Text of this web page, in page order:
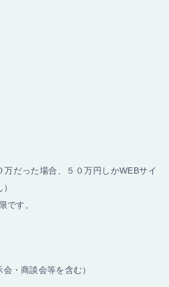
万だった場合、５０万円しかWEBサイ
です。
・商談会等を含む）